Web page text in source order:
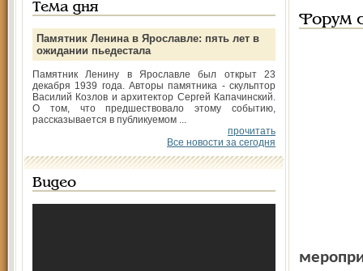
Тема дня
Памятник Ленина в Ярославле: пять лет в
ожидании пьедестала
Памятник Ленину в Ярославле был открыт 23
декабря 1939 года. Авторы памятника - скульптор
Василий Козлов и архитектор Сергей Капачинский.
О том, что предшествовало этому событию,
рассказывается в публикуемом ...
прочитать
Все новости за сегодня
Видео
Форум